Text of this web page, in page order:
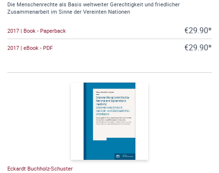
Die Menschenrechte als Basis weltweiter Gerechtigkeit und friedlicher
Zusammenarbeit im Sinne der Vereinten Nationen
2017 | Book - Paperback €29.90*
2017 | eBook - PDF €29.90*
Eckardt Buchholz-Schuster